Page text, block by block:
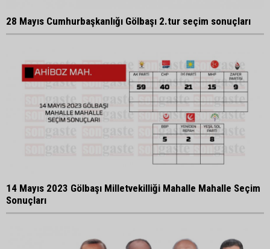
28 Mayıs Cumhurbaşkanlığı Gölbaşı 2.tur seçim sonuçları
14 Mayıs 2023 Gölbaşı Milletvekilliği Mahalle Mahalle Seçim
Sonuçları